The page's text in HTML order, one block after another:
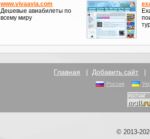
www.vivaavia.com
Дешевые авиабилеты по
всему миру
Главная | Добавить сайт |
Россия
© 2013-